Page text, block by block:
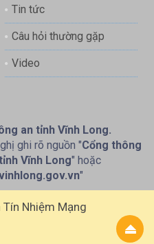
Tin tức
Câu hỏi thường gặp
Video
an tỉnh Vĩnh Long.
ghi rõ nguồn "Cổng thông
Vĩnh Long" hoặc
"